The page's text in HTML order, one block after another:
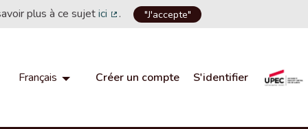
plus à ce sujetici
(Lien externe)
. "J'accepte"
Français Choisir la langueChoose language
Créer un compte S'identifier